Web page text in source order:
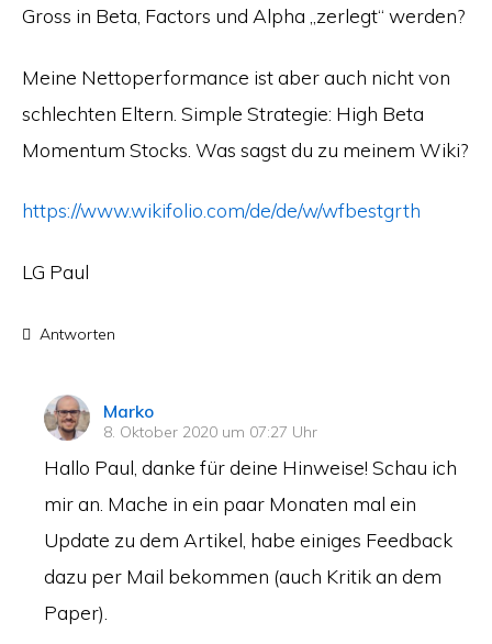
Gross in Beta, Factors und Alpha „zerlegt“ werden?
Meine Nettoperformance ist aber auch nicht von
schlechten Eltern. Simple Strategie: High Beta
Momentum Stocks. Was sagst du zu meinem Wiki?
https://www.wikifolio.com/de/de/w/wfbestgrth
LG Paul
Antworten
Marko
sagt:
8. Oktober 2020 um 07:27 Uhr
Hallo Paul, danke für deine Hinweise! Schau ich
mir an. Mache in ein paar Monaten mal ein
Update zu dem Artikel, habe einiges Feedback
dazu per Mail bekommen (auch Kritik an dem
Paper).